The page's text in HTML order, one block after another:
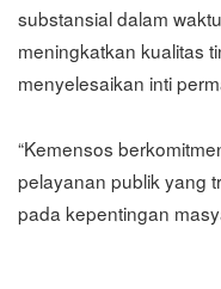
substansial dalam
meningkatkan kualitas
menyelesaikan inti
“Kemensos
pelayanan publik yang
pada kepentingan